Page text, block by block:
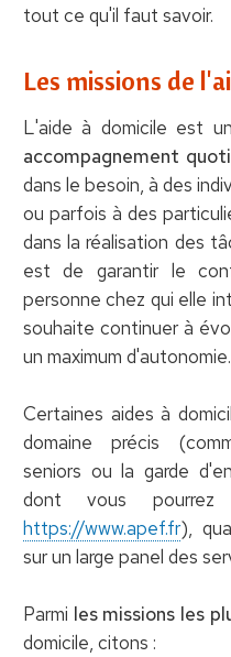
tout ce qu'il faut savoir.
Les missions de
L'aide à domicile est
accompagnement
dans le besoin, à des
ou parfois à des
dans la réalisation des
est de garantir le
personne chez qui elle
souhaite continuer à
un maximum d'autonomie.
Certaines aides à
domaine précis
seniors ou la garde
dont vous
https://www.apef.fr),
sur un large panel des
Parmi les missions les
domicile, citons :